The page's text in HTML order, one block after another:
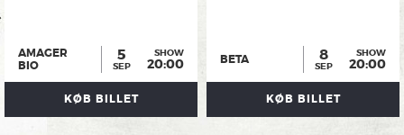
AMAGER
BIO
5
SEP
SHOW
20:00
KØB BILLET
BETA 8
SEP
SHOW
20:00
KØB BILLET